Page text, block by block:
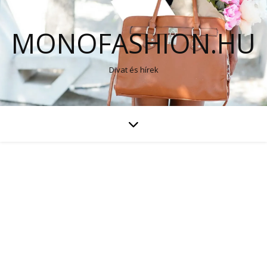
MONOFASHION.HU
Divat és hírek